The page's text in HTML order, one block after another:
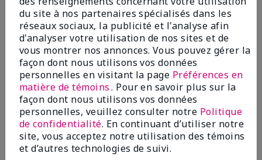
Ensemble Douceur Satin
Handsᴹᴰ Thé blanc et
agrumes
51,00 $
Réducteur de poches
instantané Mary Kayᴹᴰ
46,00 $
du site à nos partenaires spécialisés dans les
réseaux sociaux, la publicité et l'analyse afin
d'analyser votre utilisation de nos sites et de
vous montrer nos annonces. Vous pouvez gérer la
façon dont nous utilisons vos données
personnelles en visitant la page Préférences en
matière de témoins. Pour en savoir plus sur la
façon dont nous utilisons vos données
personnelles, veuillez consulter notre Politique
de confidentialité. En continuant d’utiliser notre
site, vous acceptez notre utilisation des témoins
et d’autres technologies de suivi.